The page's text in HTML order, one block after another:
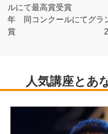
ルにて最
年 同コンクールにてグラ
賞 2016年 三